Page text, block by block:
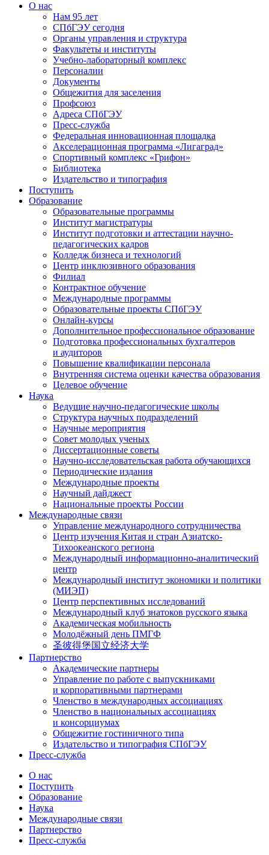
О нас
Нам 95 лет
СПбГЭУ сегодня
Органы управления и структура
Факультеты и институты
Учебно-лабораторный комплекс
Персоналии
Документы
Общежития для заселения
Профсоюз
Адреса СПбГЭУ
Пресс-служба
Федеральная инновационная площадка
Акселерационная программа «Лигаград»­­
Спортивный комплекс «Грифон»
Библиотека
Издательство и типография
Поступить
Образование
Образовательные программы
Институт магистратуры
Институт подготовки и аттестации научно-
педагогических кадров
Колледж бизнеса и технологий
Центр инклюзивного образования
Филиал
Контрактное обучение
Международные программы
Образовательные проекты СПбГЭУ
Онлайн-курсы
Дополнительное профессиональное образование
Подготовка профессиональных бухгалтеров
и аудиторов
Повышение квалификации персонала
Внутренняя система оценки качества образования
Целевое обучение
Наука
Ведущие научно-педагогические школы
Структура научных подразделений
Научные мероприятия
Совет молодых ученых
Диссертационные советы
Научно-исследовательская работа обучающихся
Периодические издания
Международные проекты
Научный дайджест
Национальные проекты России
Международные связи
Управление международного сотрудничества
Центр изучения Китая и стран Азиатско-
Тихоокеанского региона
Международный информационно-аналитический
центр
Международный институт экономики и политики
(МИЭП)
Центр перспективных исследований
Международный клуб знатоков русского языка
Академическая мобильность
Молодёжный день ПМГФ
圣彼得堡国立经济大学
Партнерство
Академические партнеры
Управление по работе с выпускниками
и корпоративными партнерами
Членство в международных ассоциациях
Членство в национальных ассоциациях
и консорциумах
Общежитие гостиничного типа
Издательство и типография СПбГЭУ
Пресс-служба
О нас
Поступить
Образование
Наука
Международные связи
Партнерство
Пресс-служба